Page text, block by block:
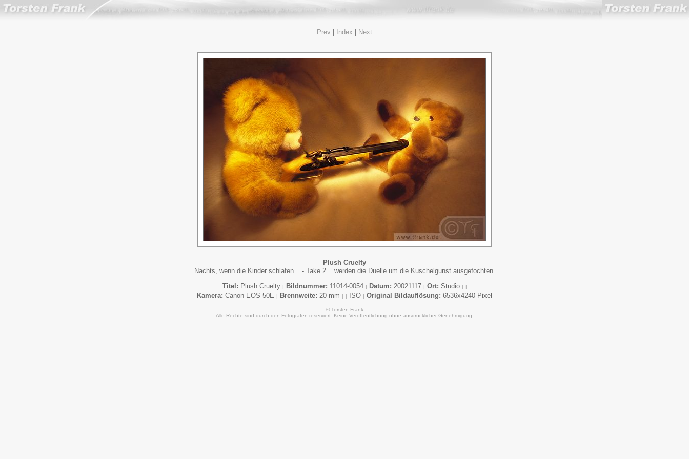
Prev Index Next
Plush Cruelty
Nachts, wenn die Kinder schlafen... - Take 2 ...werden die Duelle um die Kuschelgunst ausgefochten.
Titel: Plush Cruelty | Bildnummer: 11014-0054 | Datum: 20021117 | Ort: Studio | |
Kamera: Canon EOS 50E | Brennweite: 20 mm | | ISO | Original Bildauflösung: 6536x4240 Pixel
© Torsten Frank
Alle Rechte sind durch den Fotografen reserviert. Keine Veröffentlichung ohne ausdrücklicher Genehmigung.